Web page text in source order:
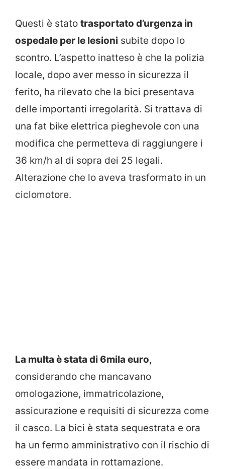
Questi è stato trasportato d’urgenza in
ospedale per le lesioni subite dopo lo
scontro. L’aspetto inatteso è che la polizia
locale, dopo aver messo in sicurezza il
ferito, ha rilevato che la bici presentava
delle importanti irregolarità. Si trattava di
una fat bike elettrica pieghevole con una
modifica che permetteva di raggiungere i
36 km/h al di sopra dei 25 legali.
Alterazione che lo aveva trasformato in un
ciclomotore.
La multa è stata di 6mila euro,
considerando che mancavano
omologazione, immatricolazione,
assicurazione e requisiti di sicurezza come
il casco. La bici è stata sequestrata e ora
ha un fermo amministrativo con il rischio di
essere mandata in rottamazione.